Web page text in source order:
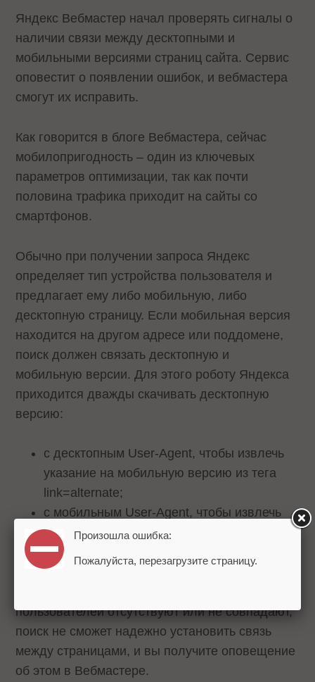
Яндекс Вебмастер начал проверять сигналы о
наличии связи между десктопными и
мобильными версиями страниц сайта. Сервис
оповестит о появлении ошибок, и вебмастера
смогут их исправить.
Как говорится в блоге Вебмастера, сейчас
мобилопригодность – один из ключевых
параметров оптимизации, так как почти
половина трафика приходит на сайты со
смартфонов.
Обычно при получении запроса Яндекс
определяет тип устройства пользователя и
предлагает ему либо мобильную, либо
десктопную страницу. Если мобильная версия
находится на другом адресе или поддомене,
поиск должен связать десктопную и
мобильную версии. Для этого роботу Яндекса
приходится дважды скачивать десктопную
версию:
с десктопным User-Agent, чтобы извлечь
указание на мобильную версию из тега
link=alternate;
с мобильным User-Agent, чтобы извлечь
редирект на мобильную версию.
Если указание на мобильную версию в теге
пользователей отсутствуют или не совпадают,
поиск не сможет надежно установить связь
между страницами, и вы получите оповещение
об этом в Вебмастере.
Произошла ошибка:
Пожалуйста, перезагрузите страницу.